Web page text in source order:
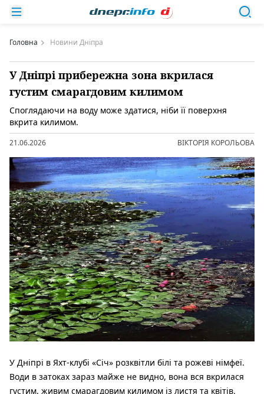
Головна Новини Дніпра
У Дніпрі прибережна зона вкрилася
густим смарагдовим килимом
Споглядаючи на воду може здатися, ніби її поверхня
вкрита килимом.
21.06.2026 ВІКТОРІЯ КОРОЛЬОВА
У Дніпрі в Яхт-клубі «Січ» розквітли білі та рожеві німфеї.
Води в затоках зараз майже не видно, вона вся вкрилася
густим, живим смарагдовим килимом із листя та квітів.